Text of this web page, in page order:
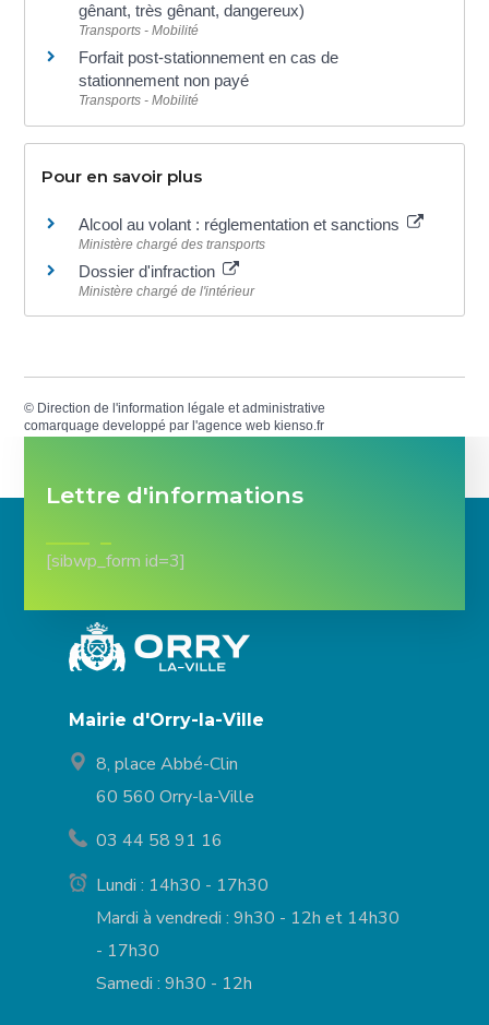
gênant, très gênant, dangereux)
Transports - Mobilité
Forfait post-stationnement en cas de
stationnement non payé
Transports - Mobilité
Pour en savoir plus
Alcool au volant : réglementation et sanctions
Ministère chargé des transports
Dossier d'infraction
Ministère chargé de l'intérieur
© Direction de l'information légale et administrative
comarquage developpé par l'agence web kienso.fr
Lettre d'informations
[sibwp_form id=3]
Mairie d'Orry-la-Ville
8, place Abbé-Clin
60 560 Orry-la-Ville
03 44 58 91 16
Lundi : 14h30 - 17h30
Mardi à vendredi : 9h30 - 12h et 14h30
- 17h30
Samedi : 9h30 - 12h